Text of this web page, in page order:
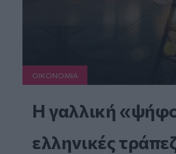
ΟΙΚΟΝΟΜΙΑ
Η γαλλική
ελληνικές